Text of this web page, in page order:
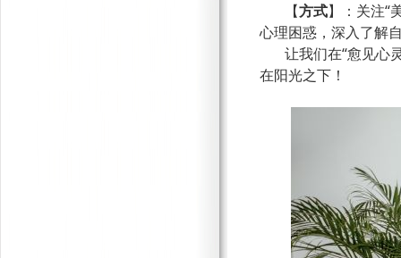
【方式】：关注“
心理困惑，深入了解
让我们在“愈见心
在阳光之下！